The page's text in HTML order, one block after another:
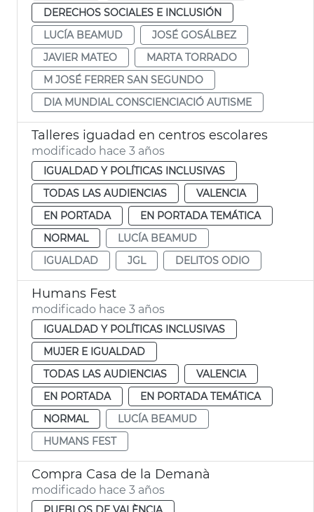
DERECHOS SOCIALES E INCLUSIÓN
LUCÍA BEAMUD
JOSÉ GOSÁLBEZ
JAVIER MATEO
MARTA TORRADO
M JOSÉ FERRER SAN SEGUNDO
DIA MUNDIAL CONSCIENCIACIÓ AUTISME
Talleres iguadad en centros escolares
modificado hace 3 años
IGUALDAD Y POLÍTICAS INCLUSIVAS
TODAS LAS AUDIENCIAS
VALENCIA
EN PORTADA
EN PORTADA TEMÁTICA
NORMAL
LUCÍA BEAMUD
IGUALDAD
JGL DELITOS ODIO
Humans Fest
modificado hace 3 años
IGUALDAD Y POLÍTICAS INCLUSIVAS
MUJER E IGUALDAD
TODAS LAS AUDIENCIAS
VALENCIA
EN PORTADA
EN PORTADA TEMÁTICA
NORMAL
LUCÍA BEAMUD
HUMANS FEST
Compra Casa de la Demanà
modificado hace 3 años